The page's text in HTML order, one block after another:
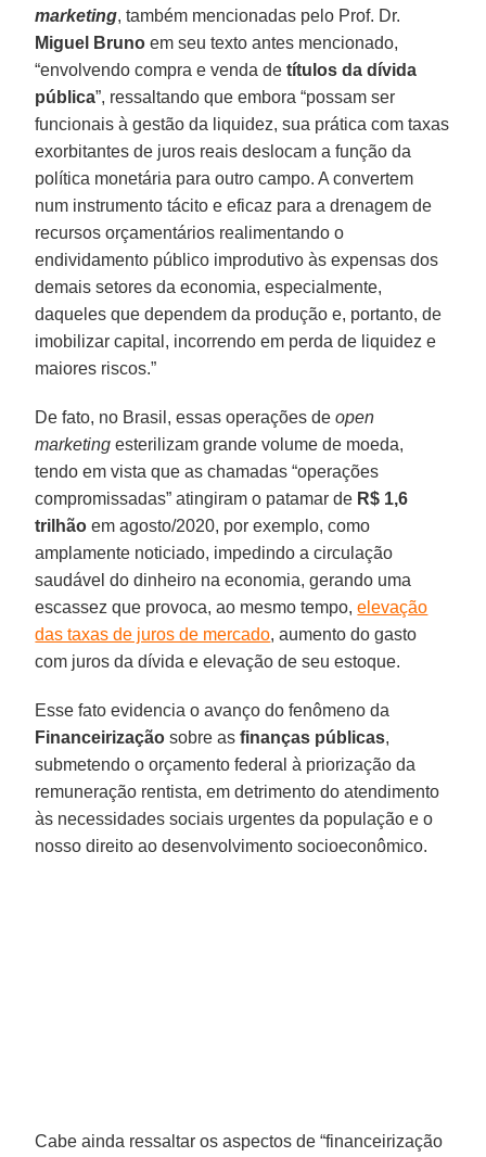
marketing, também mencionadas pelo Prof. Dr.
Miguel Bruno em seu texto antes mencionado,
“envolvendo compra e venda detítulos da dívida
pública”, ressaltando que embora “possam ser
funcionais à gestão da liquidez, sua prática com taxas
exorbitantes de juros reais deslocam a função da
política monetária para outro campo. A convertem
num instrumento tácito e eficaz para a drenagem de
recursos orçamentários realimentando o
endividamento público improdutivo às expensas dos
demais setores da economia, especialmente,
daqueles que dependem da produção e, portanto, de
imobilizar capital, incorrendo em perda de liquidez e
maiores riscos.”
De fato, no Brasil, essas operações deopen
marketing esterilizam grande volume de moeda,
tendo em vista que as chamadas “operações
compromissadas” atingiram o patamar de R$ 1,6
trilhão em agosto/2020, por exemplo, como
amplamente noticiado, impedindo a circulação
saudável do dinheiro na economia, gerando uma
escassez que provoca, ao mesmo tempo,elevação
das taxas de juros de mercado, aumento do gasto
com juros da dívida e elevação de seu estoque.
Esse fato evidencia o avanço do fenômeno da
Financeirização sobre asfinanças públicas,
submetendo o orçamento federal à priorização da
remuneração rentista, em detrimento do atendimento
às necessidades sociais urgentes da população e o
nosso direito ao desenvolvimento socioeconômico.
Cabe ainda ressaltar os aspectos de “financeirização